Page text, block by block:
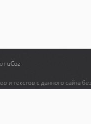
uCoz
и текстов с данного сайта